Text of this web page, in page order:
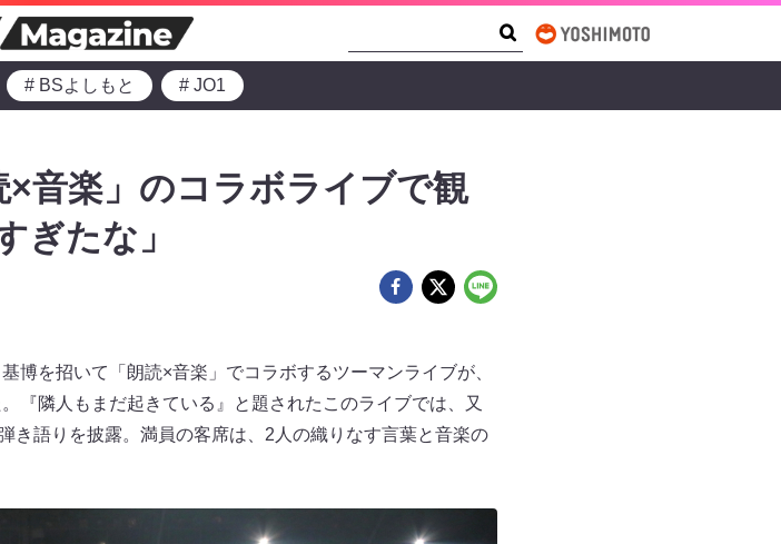
# BSよしもと # JO1
音楽」のコラボライブで観
ぎたな」
博を招いて「朗読×音楽」でコラボするツーマンライブが、
『隣人もまだ起きている』と題されたこのライブでは、又
き語りを披露。満員の客席は、2人の織りなす言葉と音楽の